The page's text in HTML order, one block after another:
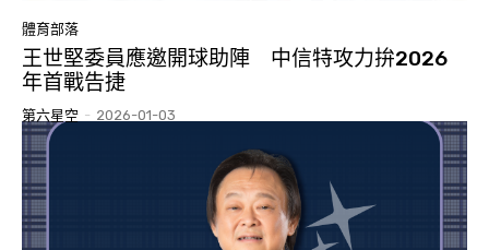
體育部落
王世堅委員應邀開球助陣 中信特攻力拚2026
年首戰告捷
第六星空 - 2026-01-03